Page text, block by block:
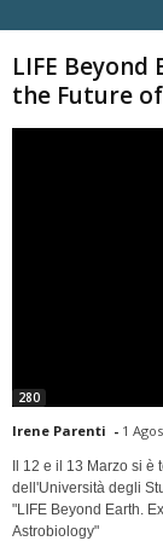
LIFE
the Future
280
Irene Parenti - 1
Il 12 e il 13 Marzo si
dell'Università degli
"LIFE Beyond Earth.
Astrobiology"